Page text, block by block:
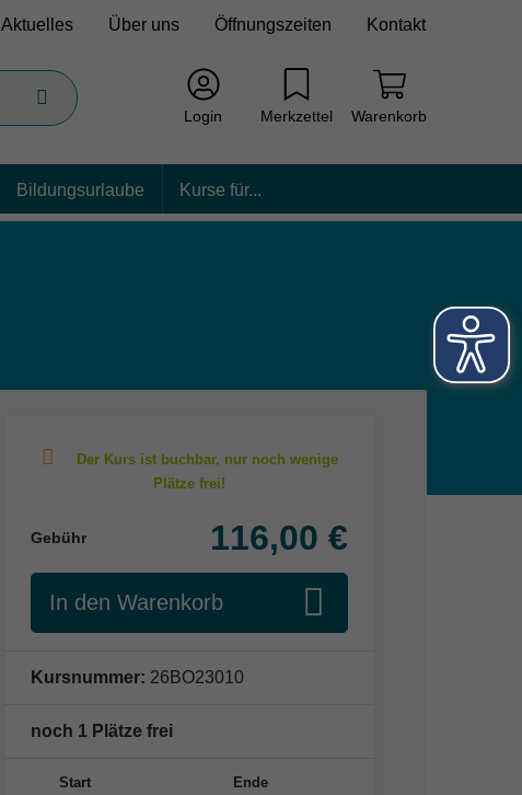
Aktuelles Über uns Öffnungszeiten Kontakt
Login Merkzettel Warenkorb
Bildungsurlaube Kurse für...
Gebühr 116,00 €
In den Warenkorb
Kursnummer: 26BO23010
noch 1 Plätze frei
Start Ende